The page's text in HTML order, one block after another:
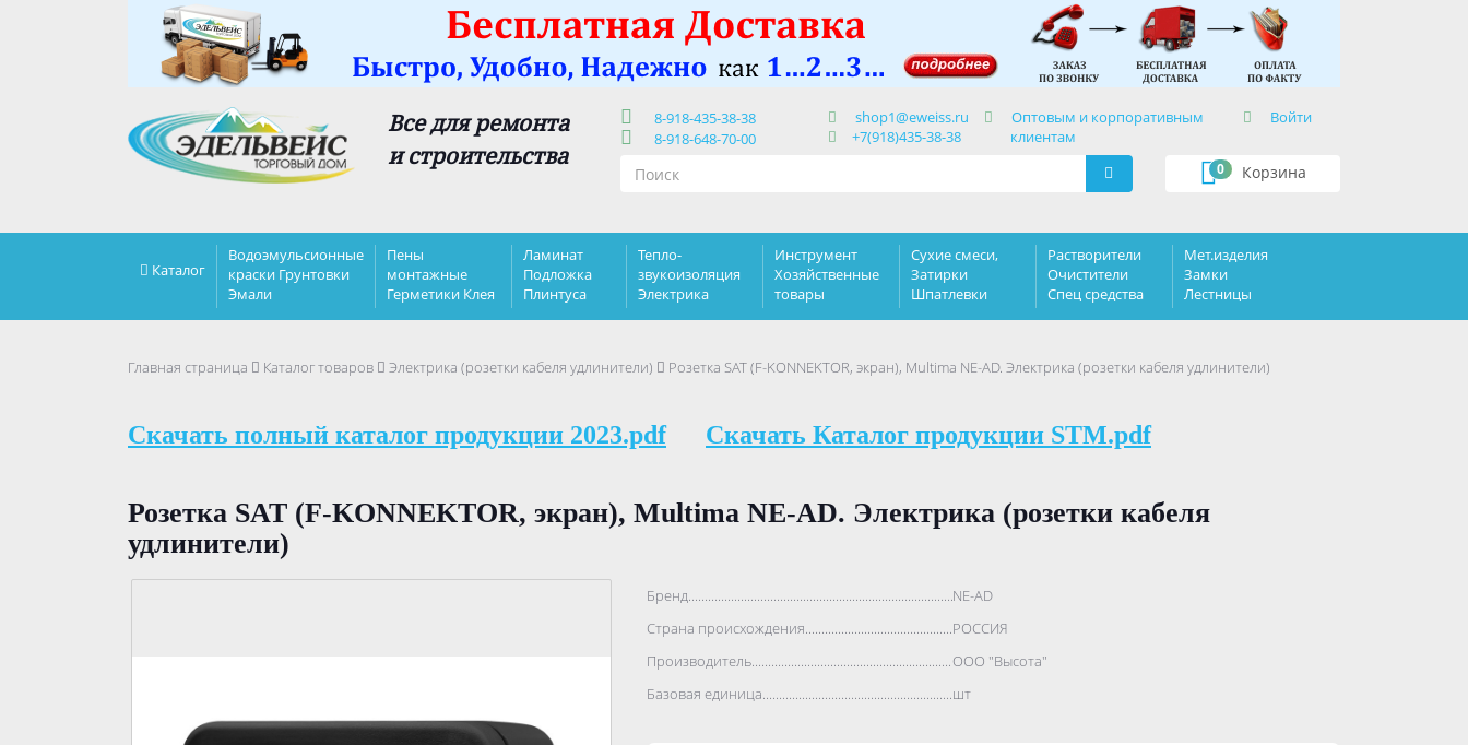
Все для ремонта
и строительства
8-918-435-38-38
8-918-648-70-00
shop1@eweiss.ru
+7(918)435-38-38
Оптовым и корпоративным
клиентам
Войти
Корзина
0
Каталог
Водоэмульсионные
краски Грунтовки
Эмали
Пены
монтажные
Герметики Клея
Ламинат
Подложка
Плинтуса
Тепло-
звукоизоляция
Электрика
Инструмент
Хозяйственные
товары
Сухие смеси,
Затирки
Шпатлевки
Растворители
Очистители
Спец средства
Мет.изделия
Замки
Лестницы
Главная страница Каталог товаров Электрика (розетки кабеля удлинители) Розетка SAT (F-KONNEKTOR, экран), Multima NE-AD. Электрика (розетки кабеля удлинители)
Скачать полный каталог продукции 2023.pdf Скачать Каталог продукции STM.pdf
Розетка SAT (F-KONNEKTOR, экран), Multima NE-AD. Электрика (розетки кабеля
удлинители)
Бренд..................................................................................NE-AD
Страна происхождения..................................................................................
РОССИЯ
Производитель..................................................................................
ООО "Высота"
Базовая единица..................................................................................
шт